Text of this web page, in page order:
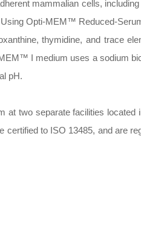
mammalian cells,
Reduced-Serum
thymidine, and trace
I medium uses a sodium
pH.
two separate facilities located
to ISO 13485, and are